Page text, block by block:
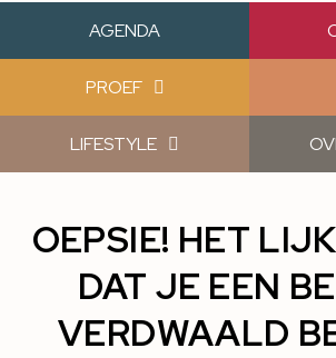
AGENDA
PROEF
LIFESTYLE
OEPSIE! HET
DAT JE EEN
VERDWAALD